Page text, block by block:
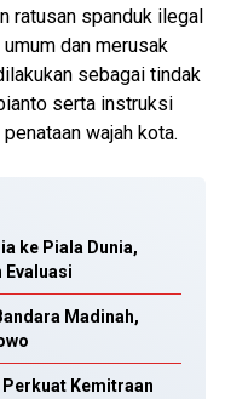
ratusan spanduk ilegal
dan merusak
sebagai tindak
serta instruksi
wajah kota.
ke Piala Dunia,
Evaluasi
Madinah,
Kemitraan